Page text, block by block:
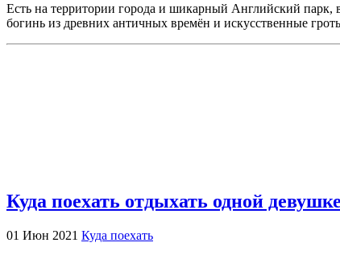
Есть на территории города и шикарный Английский парк,
богинь из древних античных времён и искусственные
Куда поехать отдыхать одной
01 Июн 2021 Куда поехать